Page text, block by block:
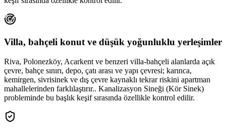
Villa, bahçeli konut ve düşük yoğunluklu yerleşimler
Riva, Polonezköy, Acarkent ve benzeri villa-bahçeli alanlarda açık
çevre, bahçe sınırı, depo, çatı arası ve yapı çevresi; karınca,
kemirgen, sivrisinek ve dış çevre kaynaklı tekrar riskini apartman
mahallelerinden farklılaştırır.. Kanalizasyon Sineği (Kör Sinek)
probleminde bu başlık keşif sırasında özellikle kontrol edilir.